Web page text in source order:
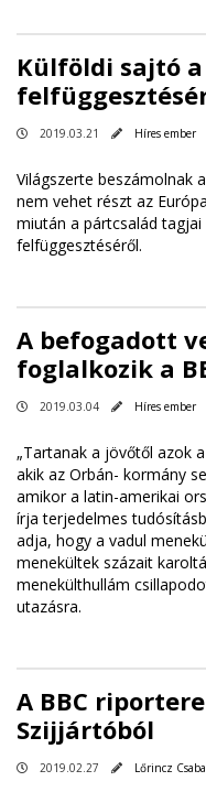
Külföldi sajtó a
2019.03.21 Híres ember
Világszerte beszámolnak
nem vehet részt az
miután a pártcsalád
felfüggesztéséről.
A befogadott
foglalkozik a
2019.03.04 Híres ember
„Tartanak a jövőtől azok
akik az Orbán- kormány
amikor a latin-amerikai
írja terjedelmes
adja, hogy a vadul
menekültek százait
menekülthullám
utazásra.
A BBC
Szijjártóból
2019.02.27 Lőrincz Csaba